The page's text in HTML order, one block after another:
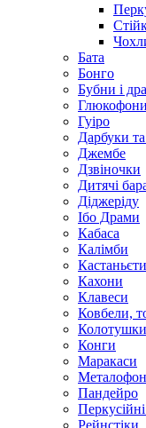
Бата
Бонго
Бубни і
Глюкофони
Гуіро
Дарбуки
Джембе
Дзвіночки
Дитячі
Діджеріду
Ібо Драми
Кабаса
Калімби
Кастаньєти
Кахони
Клавеси
Ковбели,
Колотушки
Конги
Маракаси
Пандейро
Рейнстіки